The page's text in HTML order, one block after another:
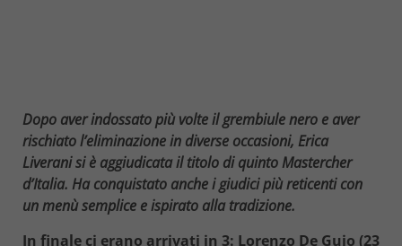
Dopo aver indossato più volte il grembiule nero e aver
rischiato l’eliminazione in diverse occasioni, Erica
Liverani si è aggiudicata il titolo di quinto Mastercher
d’Italia. Ha conquistato anche i giudici più reticenti con
un menù semplice e ispirato alla tradizione.
In finale ci erano arrivati in 3: Lorenzo De Guio (23